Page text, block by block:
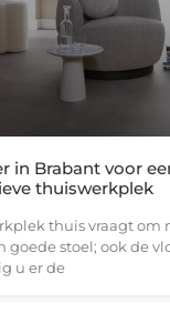
in Brabant voor
thuiswerkplek
thuis vraagt om
goede stoel; ook de
u er de